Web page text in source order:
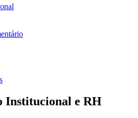
Institucional e RH